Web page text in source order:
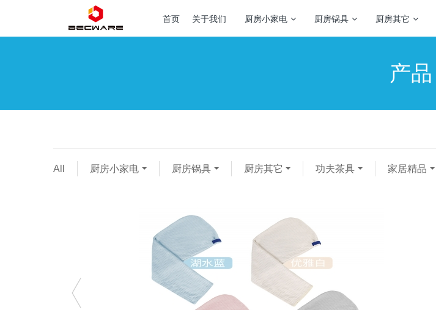
首页 关于我们 厨房小家电 厨房锅具 厨房其它
产品
All 厨房小家电 厨房锅具 厨房其它 功夫茶具 家居精品